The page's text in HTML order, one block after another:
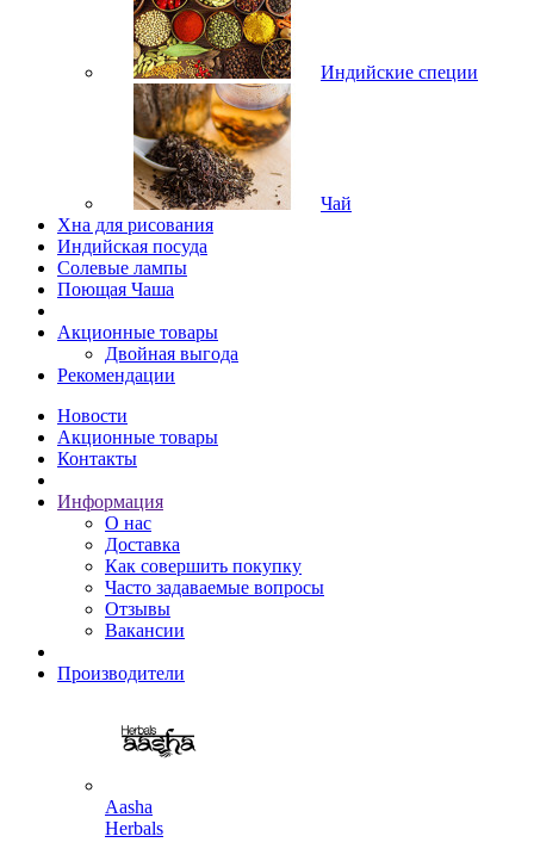
Индийские специи
Чай
Хна для рисования
Индийская посуда
Солевые лампы
Поющая Чаша
Акционные товары
Двойная выгода
Рекомендации
Новости
Акционные товары
Контакты
Информация
О нас
Доставка
Как совершить покупку
Часто задаваемые вопросы
Отзывы
Вакансии
Производители
Aasha
Herbals